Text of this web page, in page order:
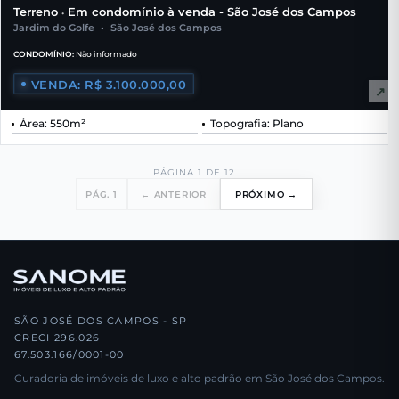
Terreno • Em condomínio à venda - São José dos Campos
Jardim do Golfe • São José dos Campos
CONDOMÍNIO: Não informado
VENDA: R$ 3.100.000,00 ↗
Área: 550m² Topografia: Plano
PÁG. 1 ← ANTERIOR
PÁGINA 1 DE 12
PRÓXIMO →
SÃO JOSÉ DOS CAMPOS - SP
CRECI 296.026
67.503.166/0001-00
Curadoria de imóveis de luxo e alto padrão em São José dos Campos.